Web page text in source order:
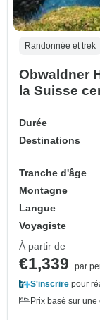
Randonnée et trek
Obwaldner
la Suisse
Durée
Destinations
Tranche d'âge
Montagne
Langue
Voyagiste
À partir de
€1,339
par
S'inscrire pour
Prix basé sur